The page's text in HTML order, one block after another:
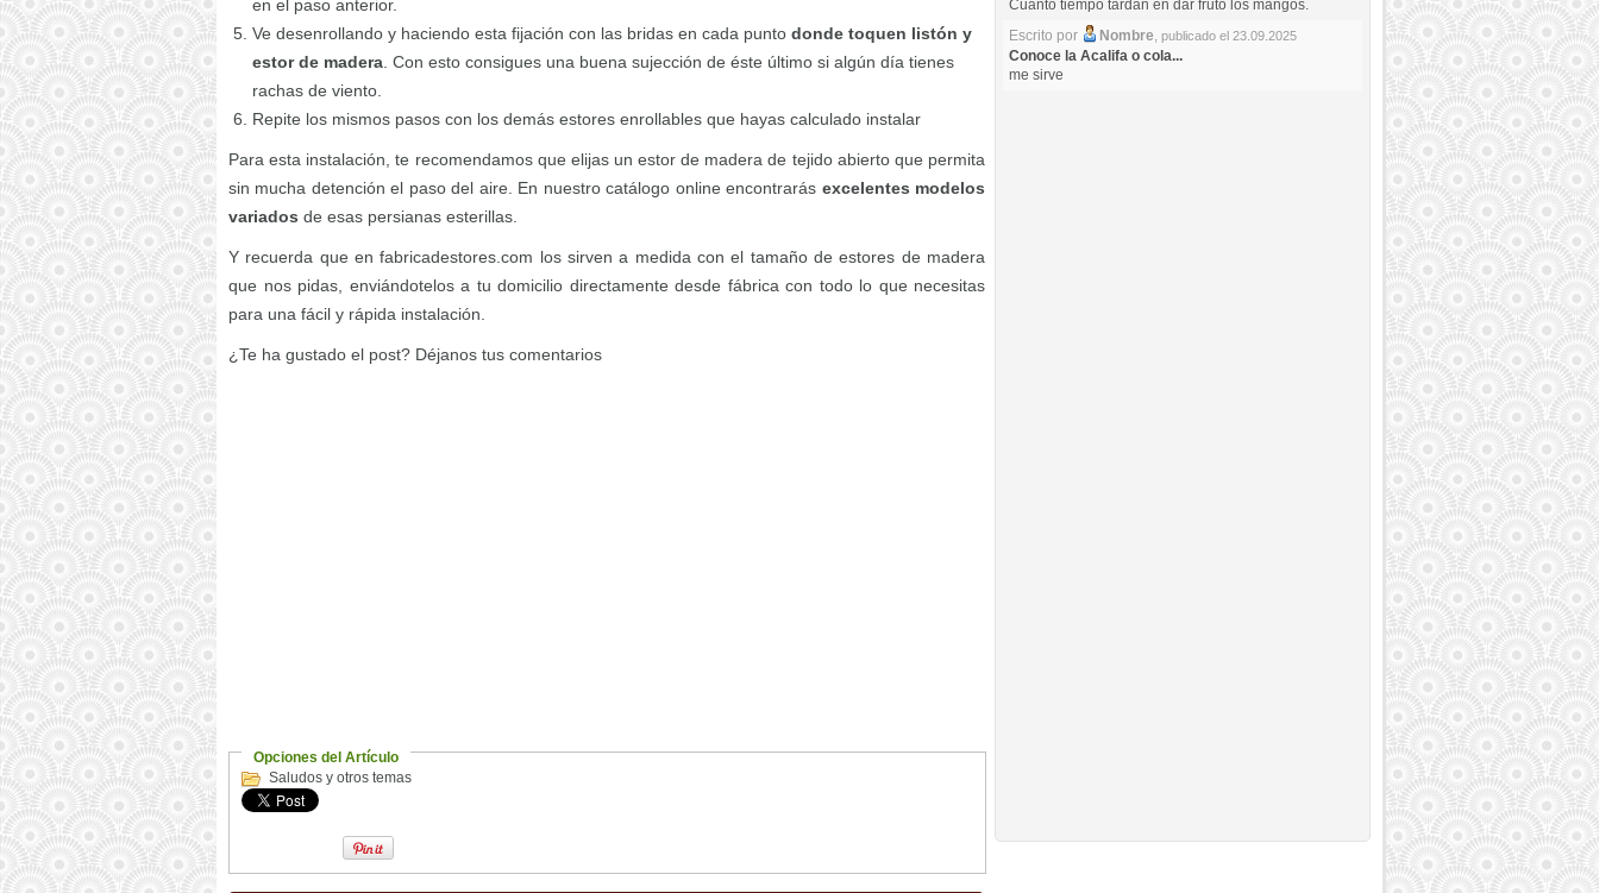
en el paso anterior.
Ve desenrollando y haciendo esta fijación con las bridas en cada punto donde toquen listón y
estor de madera . Con esto consigues una buena sujección de éste último si algún día tienes
rachas de viento.
Repite los mismos pasos con los demás estores enrollables que hayas calculado instalar
Para esta instalación, te recomendamos que elijas un estor de madera de tejido abierto que permita
sin mucha detención el paso del aire. En nuestro catálogo online encontrarás excelentes modelos
variados de esas persianas esterillas.
Y recuerda que en fabricadestores.com los sirven a medida con el tamaño de estores de madera
que nos pidas, enviándotelos a tu domicilio directamente desde fábrica con todo lo que necesitas
para una fácil y rápida instalación.
¿Te ha gustado el post? Déjanos tus comentarios
Opciones del Artículo
Saludos y otros temas
Cuánto tiempo tardan en dar fruto los mangos.
Escrito por
Nombre, publicado el 23.09.2025
Conoce la Acalifa o cola...
me sirve